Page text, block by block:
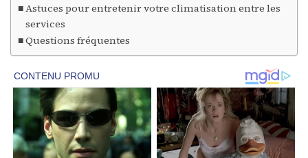
Astuces pour entretenir votre climatisation entre les
services
Questions fréquentes